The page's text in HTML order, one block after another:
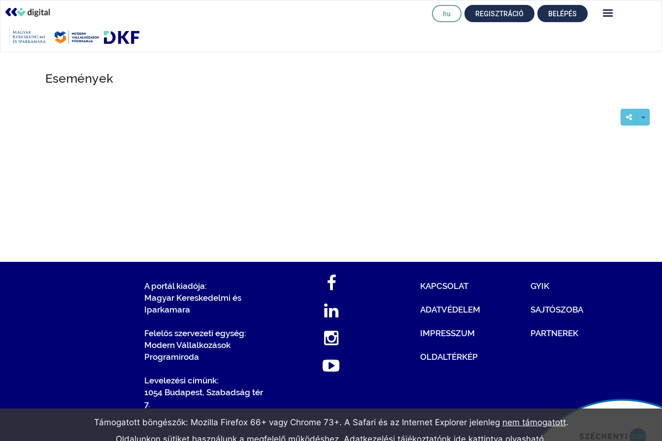
hu REGISZTRÁCIÓ BELÉPÉS
Események
A portál kiadója:
Magyar Kereskedelmi és
Iparkamara
Felelős szervezeti egység:
Modern Vállalkozások
Programiroda
Levelezési címünk:
1054 Budapest, Szabadság tér
7.
KAPCSOLAT
ADATVÉDELEM
IMPRESSZUM
OLDALTÉRKÉP
GYIK
SAJTÓSZOBA
PARTNEREK
Támogatott böngészők: Mozilla Firefox 66+ vagy Chrome 73+. A Safari és az Internet Explorer jelenleg nem támogatott.
Oldalunkon sütiket használunk a megfelelő működéshez. Adatkezelési tájékoztatónk ide kattintva olvasható